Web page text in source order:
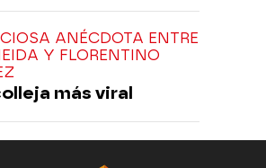
ANÉCDOTA ENTRE
Y FLORENTINO
más viral